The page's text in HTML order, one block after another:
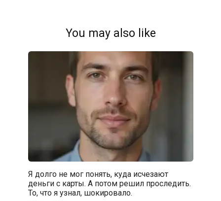
You may also like
Я долго не мог понять, куда исчезают
деньги с карты. А потом решил проследить.
То, что я узнал, шокировало.